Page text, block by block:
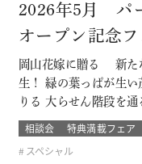
2026年5月 パ
オープン記念
岡山花嫁に贈る 新た
生！ 緑の葉っぱが生
りる 大らせん階段を
ないガーデンウェディ
ていない 新たに誕生し
できる ブライダルフェ
相談会 特典満載フェア
スペシャル